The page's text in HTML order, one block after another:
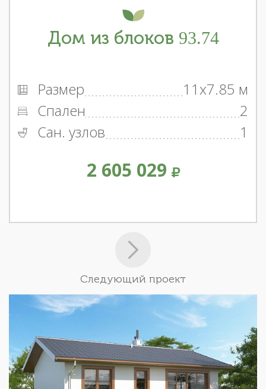
Дом из блоков 93.74
Размер
11x7.85 м
Спален
2
Сан. узлов
1
2 605 029
Следующий проект